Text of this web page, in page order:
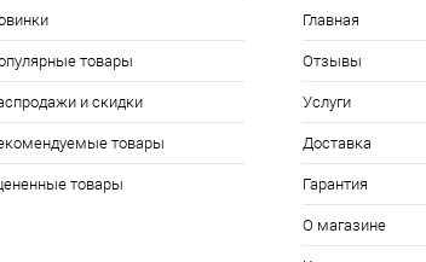
товары
и скидки
товары
товары
Главная
Отзывы
Услуги
Доставка
Гарантия
О магазине